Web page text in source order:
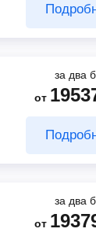
22400
за два
от
за два
от